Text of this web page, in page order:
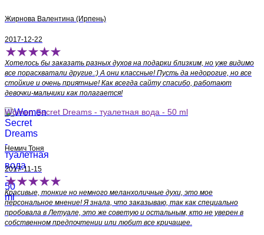
Жирнова Валентина (Ирпень)
2017-12-22
Хотелось бы заказать разных духов на подарки близким, но уже видимо
все порасхватали другие.:) А они классные! Пусть да недорогие, но все
стойкие и очень приятные! Как всегда сайту спасибо, работают
девочки-мальчики как полагается!
Women Secret Dreams - туалетная вода - 50 ml
Немич Тоня
2017-11-15
Красивые, тонкие но немного меланхоличные духи, это мое
персональное мнение! Я знала, что заказываю, так как специально
пробовала в Летуале, это же советую и остальным, кто не уверен в
собственном предпочтении или любит все кричащее.